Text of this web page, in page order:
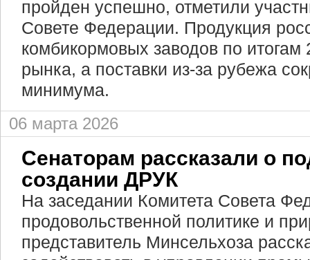
пройден успешно, отметили
Совете Федерации. Продукция
комбикормовых заводов по итогам
рынка, а поставки из-за рубежа
минимума.
06 марта 2026
Сенаторам рассказали о
создании ДРУК
На заседании Комитета Совета
продовольственной политике и
представитель Минсельхоза